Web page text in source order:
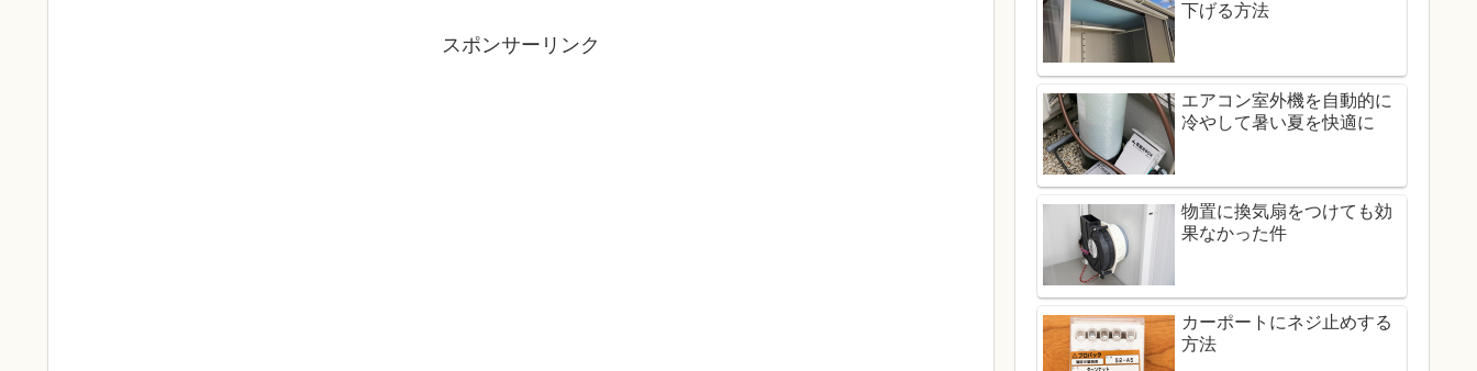
スポンサーリンク
下げる方法
エアコン室外機を自動的に
冷やして暑い夏を快適に
物置に換気扇をつけても効
果なかった件
カーポートにネジ止めする
方法